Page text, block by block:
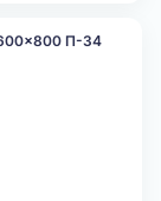
П-34